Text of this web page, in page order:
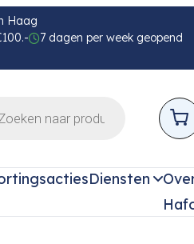
Haag
7 dagen per week geopend
Diensten